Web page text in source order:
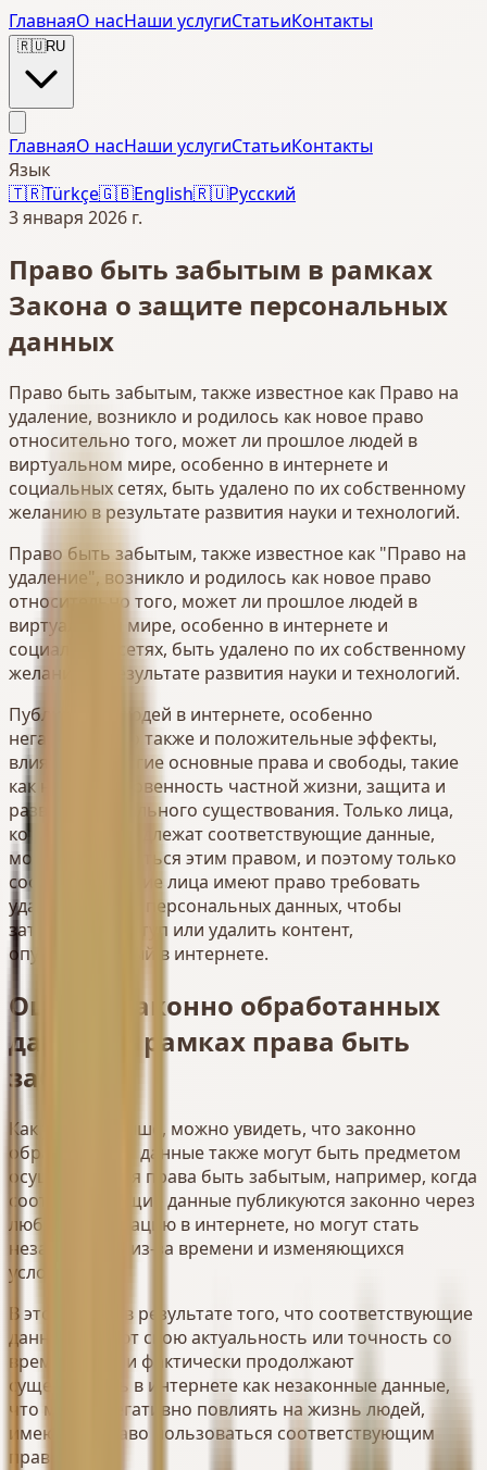
ГлавнаяО насНаши услугиСтатьиКонтакты
🇷🇺RU
ГлавнаяО насНаши услугиСтатьиКонтакты
Язык
🇹🇷Türkçe🇬🇧English🇷🇺Русский
3 января 2026 г.
Право быть забытым в рамках
Закона о защите персональных
данных
Право быть забытым, также известное как Право на
удаление, возникло и родилось как новое право
относительно того, может ли прошлое людей в
виртуальном мире, особенно в интернете и
социальных сетях, быть удалено по их собственному
желанию в результате развития науки и технологий.
Право быть забытым, также известное как "Право на
удаление", возникло и родилось как новое право
относительно того, может ли прошлое людей в
виртуальном мире, особенно в интернете и
социальных сетях, быть удалено по их собственному
желанию в результате развития науки и технологий.
Публикации людей в интернете, особенно
негативные, но также и положительные эффекты,
влияют на многие основные права и свободы, такие
как неприкосновенность частной жизни, защита и
развитие морального существования. Только лица,
которым принадлежат соответствующие данные,
могут пользоваться этим правом, и поэтому только
соответствующие лица имеют право требовать
удаления своих персональных данных, чтобы
затруднить доступ или удалить контент,
опубликованный в интернете.
Оценка законно обработанных
данных в рамках права быть
забытым
Как указано выше, можно увидеть, что законно
обработанные данные также могут быть предметом
осуществления права быть забытым, например, когда
соответствующие данные публикуются законно через
любую публикацию в интернете, но могут стать
незаконными из-за времени и изменяющихся
условий.
В этой связи, в результате того, что соответствующие
данные теряют свою актуальность или точность со
временем, они фактически продолжают
существовать в интернете как незаконные данные,
что может негативно повлиять на жизнь людей,
имеющих право пользоваться соответствующим
правом.